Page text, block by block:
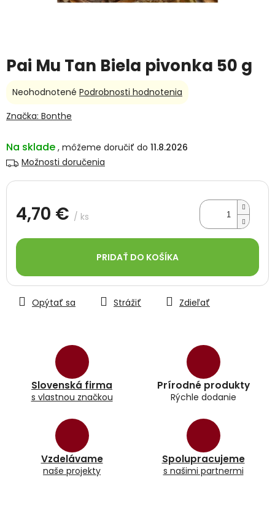
Pai Mu Tan Biela pivonka 50 g
Na sklade
11.8.2026
Možnosti doručenia
4,70 € / ks
cena:
PRIDAŤ DO KOŠÍKA
Slovenská firma
s vlastnou značkou
Prírodné produkty
Rýchle dodanie
Vzdelávame
naše projekty
Spolupracujeme
s našimi partnermi
Opýtať sa Strážiť Zdieľať
Priemerné
produktu
z
5
Neohodnotené Podrobnosti hodnotenia
Značka: Bonthe